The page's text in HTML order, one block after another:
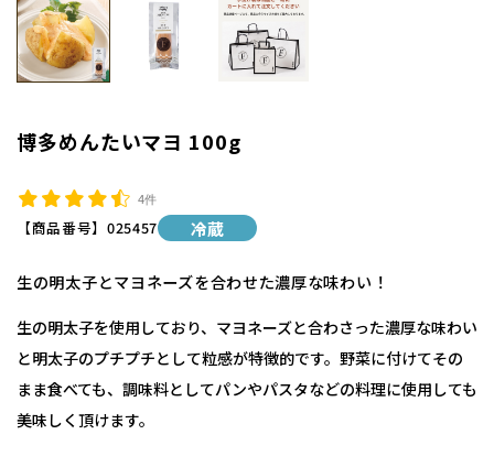
博多めんたいマヨ 100g
4件
【商品番号】 025457 冷蔵
生の明太子とマヨネーズを合わせた濃厚な味わい！
生の明太子を使用しており、マヨネーズと合わさった濃厚な味わい
と明太子のプチプチとして粒感が特徴的です。野菜に付けてその
まま食べても、調味料としてパンやパスタなどの料理に使用しても
美味しく頂けます。